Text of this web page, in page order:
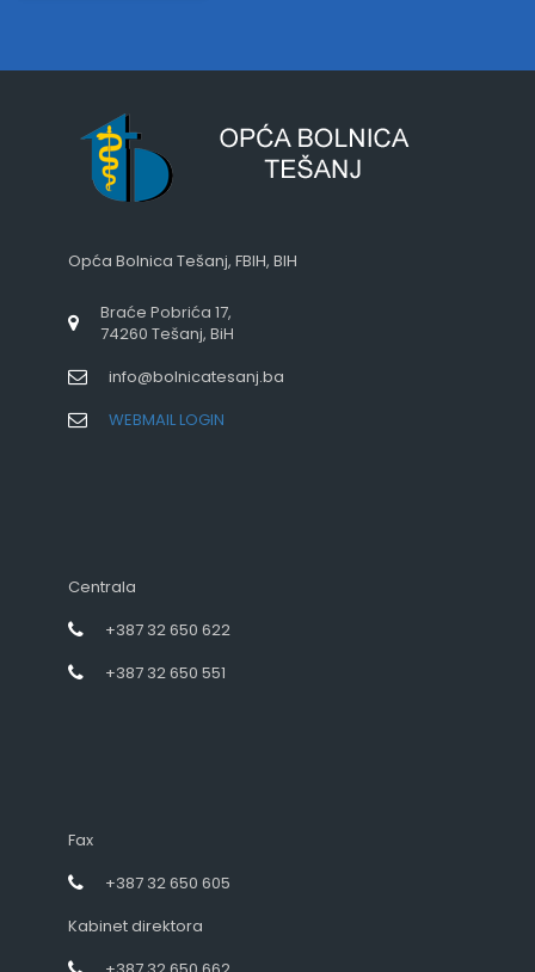
Opća Bolnica Tešanj, FBIH, BIH
Braće Pobrića 17,
74260 Tešanj, BiH
info@bolnicatesanj.ba
WEBMAIL LOGIN
Centrala
+387 32 650 622
+387 32 650 551
Fax
+387 32 650 605
Kabinet direktora